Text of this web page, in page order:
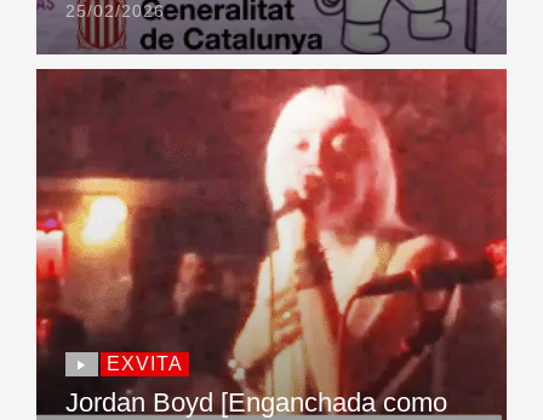
25/02/2026
EXVITA
Jordan Boyd [Enganchada como